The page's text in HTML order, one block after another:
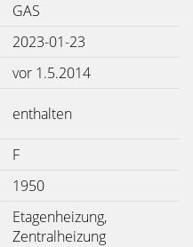
GAS
2023-01-23
vor 1.5.2014
enthalten
F
1950
Etagenheizung,
Zentralheizung